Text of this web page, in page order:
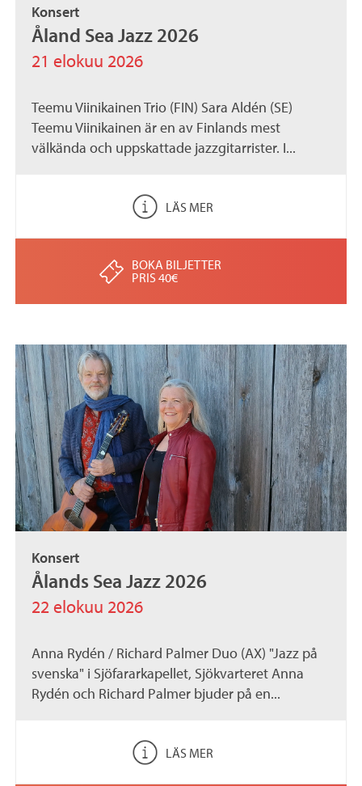
Konsert
Åland Sea Jazz 2026
21 elokuu 2026
Teemu Viinikainen Trio (FIN) Sara Aldén (SE)
Teemu Viinikainen är en av Finlands mest
välkända och uppskattade jazzgitarrister. I...
LÄS MER
BOKA BILJETTER
PRIS 40€
Konsert
Ålands Sea Jazz 2026
22 elokuu 2026
Anna Rydén / Richard Palmer Duo (AX) "Jazz på
svenska" i Sjöfararkapellet, Sjökvarteret Anna
Rydén och Richard Palmer bjuder på en...
LÄS MER